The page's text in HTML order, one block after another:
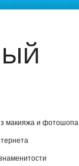
макияжа и фотошопа